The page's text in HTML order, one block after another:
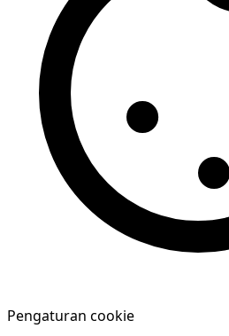
Pengaturan cookie